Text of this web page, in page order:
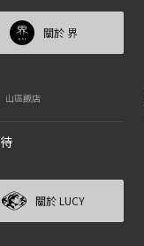
關於 界
山區飯店
關於 LUCY